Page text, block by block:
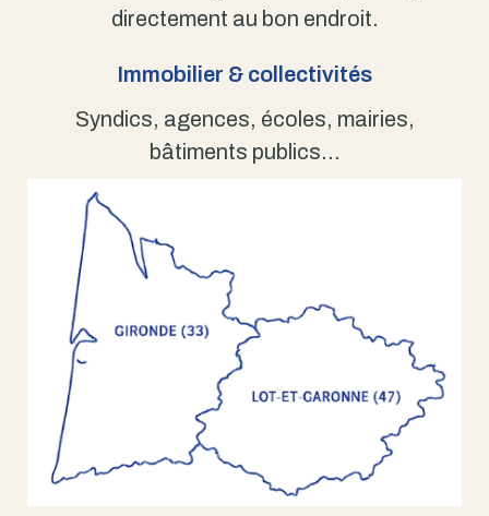
directement au bon endroit.
Immobilier & collectivités
Syndics, agences, écoles, mairies,
bâtiments publics…